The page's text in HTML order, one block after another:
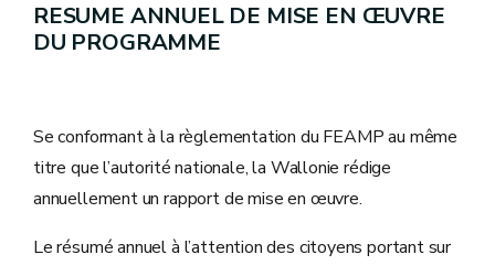
RESUME ANNUEL DE MISE EN ŒUVRE
DU PROGRAMME
Se conformant à la règlementation du FEAMP au même
titre que l’autorité nationale, la Wallonie rédige
annuellement un rapport de mise en œuvre.
Le résumé annuel à l’attention des citoyens portant sur